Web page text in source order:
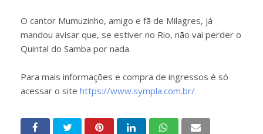
O cantor Mumuzinho, amigo e fã de Milagres, já
mandou avisar que, se estiver no Rio, não vai perder o
Quintal do Samba por nada.
Para mais informações e compra de ingressos é só
acessar o site https://www.sympla.com.br/